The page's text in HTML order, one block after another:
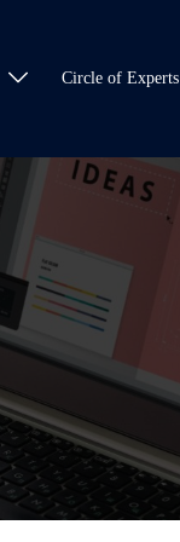
Circle of Experts